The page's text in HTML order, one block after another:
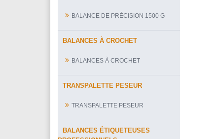
BALANCE DE PRÉCISION 1500 G
BALANCES À CROCHET
BALANCES À CROCHET
TRANSPALETTE PESEUR
TRANSPALETTE PESEUR
BALANCES ÉTIQUETEUSES